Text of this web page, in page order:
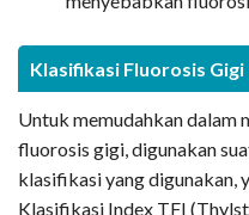
Klasifikasi Fluorosis Gigi
Untuk memudahkan dalam
fluorosis gigi, digunakan
klasifikasi yang digunakan,
Klasifikasi Index TFI